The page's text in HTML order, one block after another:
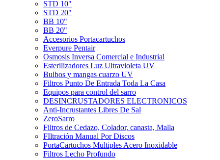
STD 10"
STD 20"
BB 10"
BB 20"
Accesorios Portacartuchos
Everpure Pentair
Osmosis Inversa Comercial e Industrial
Esterilizadores Luz Ultravioleta UV
Bulbos y mangas cuarzo UV
Filtros Punto De Entrada Toda La Casa
Equipos para control del sarro
DESINCRUSTADORES ELECTRONICOS
Anti-Incrustantes Libres De Sal
ZeroSarro
Filtros de Cedazo, Colador, canasta, Malla
FIltración Manual Por Discos
PortaCartuchos Multiples Acero Inoxidable
Filtros Lecho Profundo